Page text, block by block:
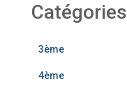
Catégories
3ème
4ème